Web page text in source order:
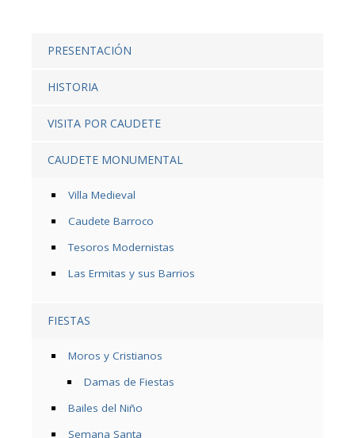
PRESENTACIÓN
HISTORIA
VISITA POR CAUDETE
CAUDETE MONUMENTAL
Villa Medieval
Caudete Barroco
Tesoros Modernistas
Las Ermitas y sus Barrios
FIESTAS
Moros y Cristianos
Damas de Fiestas
Bailes del Niño
Semana Santa